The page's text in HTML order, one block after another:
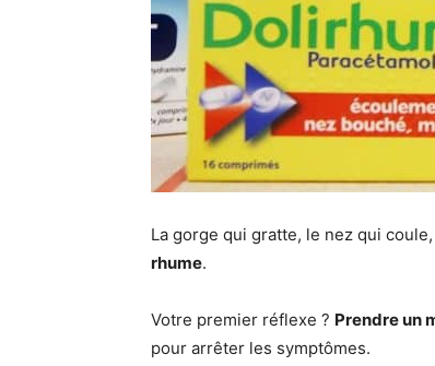
La gorge qui gratte, le nez qui
rhume.
Votre premier réflexe ? Prendre un
pour arrêter les symptômes.